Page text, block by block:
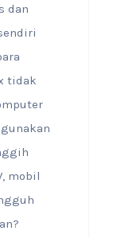
dan
tidak
mobil